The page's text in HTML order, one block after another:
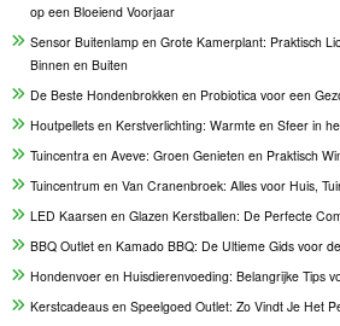
op een Bloeiend Voorjaar
Sensor Buitenlamp en Grote Kamerplant: Praktisch
Binnen en Buiten
De Beste Hondenbrokken en Probiotica voor een
Houtpellets en Kerstverlichting: Warmte en Sfeer in
Tuincentra en Aveve: Groen Genieten en Praktisch
Tuincentrum en Van Cranenbroek: Alles voor Huis,
LED Kaarsen en Glazen Kerstballen: De Perfecte
BBQ Outlet en Kamado BBQ: De Ultieme Gids voor
Hondenvoer en Huisdierenvoeding: Belangrijke Tips
Kerstcadeaus en Speelgoed Outlet: Zo Vindt Je Het